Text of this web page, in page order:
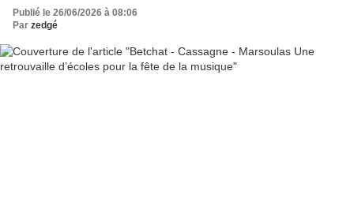
Publié le 26/06/2026 à 08:06
Par zedgé